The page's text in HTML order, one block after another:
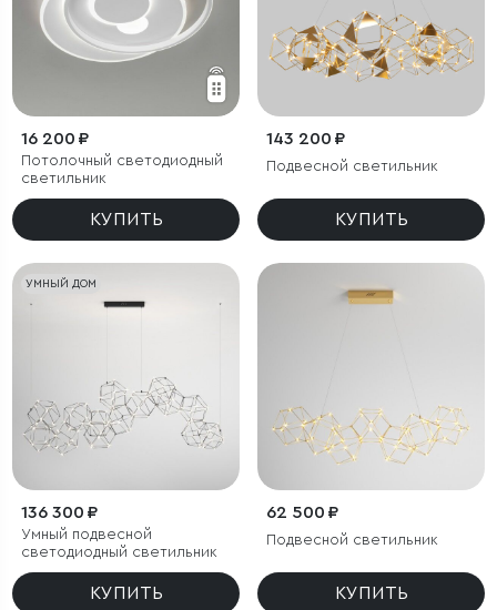
16 200 ₽
Потолочный светодиодный
светильник
КУПИТЬ
143 200 ₽
Подвесной светильник
КУПИТЬ
УМНЫЙ ДОМ
136 300 ₽
Умный подвесной
светодиодный светильник
КУПИТЬ
62 500 ₽
Подвесной светильник
КУПИТЬ